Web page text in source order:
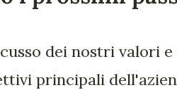
dei nostri valori e
principali